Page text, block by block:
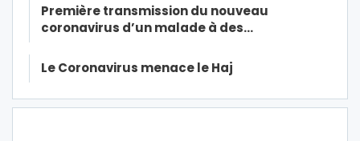
Première transmission du nouveau
coronavirus d’un malade à des…
Le Coronavirus menace le Haj